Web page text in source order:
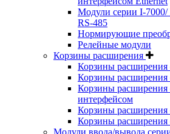
Модули серии I-
RS-485
Нормирующие
Релейные модули
Корзины расширения
Корзины
Корзины расширения
Корзины расширения
интерфейсом
Корзины
Корзины расширения
Модули ввода/вывода